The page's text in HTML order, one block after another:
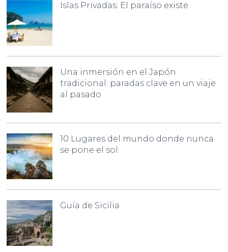
Islas Privadas: El paraíso existe
Una inmersión en el Japón
tradicional: paradas clave en un viaje
al pasado
10 Lugares del mundo donde nunca
se pone el sol
Guía de Sicilia